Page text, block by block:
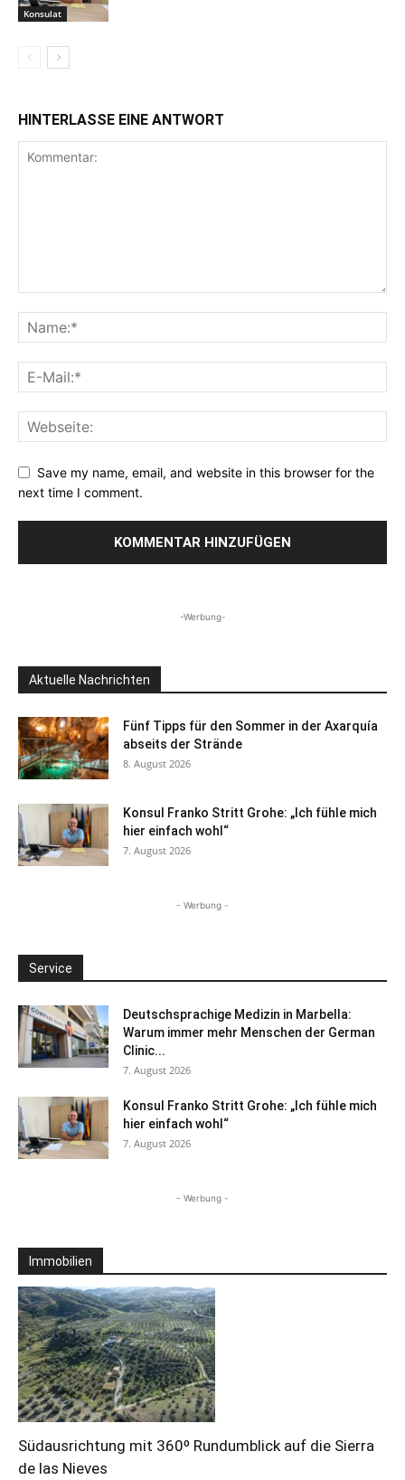
Konsulat
HINTERLASSE EINE ANTWORT
Save my name, email, and website in this browser for the
next time I comment.
-Werbung-
Aktuelle Nachrichten
Fünf Tipps für den Sommer in der Axarquía
abseits der Strände
8. August 2026
Konsul Franko Stritt Grohe: „Ich fühle mich
hier einfach wohl“
7. August 2026
- Werbung -
Service
Deutschsprachige Medizin in Marbella:
Warum immer mehr Menschen der German
Clinic...
7. August 2026
Konsul Franko Stritt Grohe: „Ich fühle mich
hier einfach wohl“
7. August 2026
- Werbung -
Immobilien
Südausrichtung mit 360º Rundumblick auf die Sierra
de las Nieves